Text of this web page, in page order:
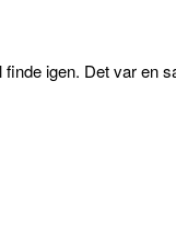
igen. Det var en